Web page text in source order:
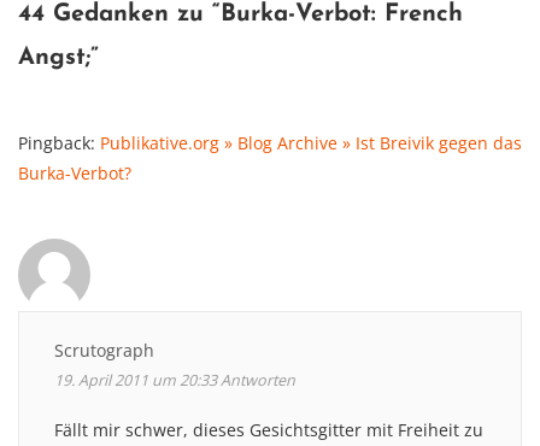
44 Gedanken zu “ Burka-Verbot: French
Angst;”
Pingback: Publikative.org » Blog Archive » Ist Breivik gegen das
Burka-Verbot?
Scrutograph
19. April 2011 um 20:33Antworten
Fällt mir schwer, dieses Gesichtsgitter mit Freiheit zu